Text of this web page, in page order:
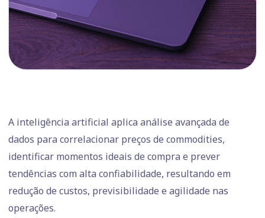
A inteligência artificial aplica análise avançada de
dados para correlacionar preços de commodities,
identificar momentos ideais de compra e prever
tendências com alta confiabilidade, resultando em
redução de custos, previsibilidade e agilidade nas
operações.